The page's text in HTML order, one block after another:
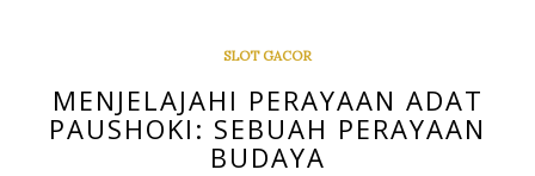
SLOT GACOR
MENJELAJAHI PERAYAAN ADAT
PAUSHOKI: SEBUAH PERAYAAN
BUDAYA